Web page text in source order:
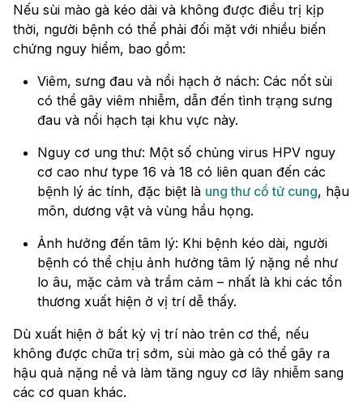
Nếu sùi mào gà kéo dài và không được điều trị kịp
thời, người bệnh có thể phải đối mặt với nhiều biến
chứng nguy hiểm, bao gồm:
Viêm, sưng đau và nổi hạch ở nách: Các nốt sùi
có thể gây viêm nhiễm, dẫn đến tình trạng sưng
đau và nổi hạch tại khu vực này.
Nguy cơ ung thư: Một số chủng virus HPV nguy
cơ cao như type 16 và 18 có liên quan đến các
bệnh lý ác tính, đặc biệt là ung thư cổ tử cung, hậu
môn, dương vật và vùng hầu họng.
Ảnh hưởng đến tâm lý: Khi bệnh kéo dài, người
bệnh có thể chịu ảnh hưởng tâm lý nặng nề như
lo âu, mặc cảm và trầm cảm – nhất là khi các tổn
thương xuất hiện ở vị trí dễ thấy.
Dù xuất hiện ở bất kỳ vị trí nào trên cơ thể, nếu
không được chữa trị sớm, sùi mào gà có thể gây ra
hậu quả nặng nề và làm tăng nguy cơ lây nhiễm sang
các cơ quan khác.